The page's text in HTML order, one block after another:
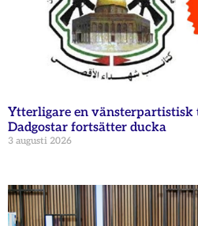
Ytterligare en vänsterpartistisk
Dadgostar fortsätter ducka
3 augusti 2026